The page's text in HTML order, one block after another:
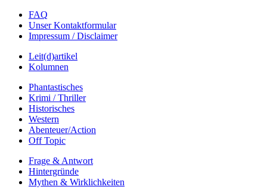
FAQ
Unser Kontaktformular
Impressum / Disclaimer
Leit(d)artikel
Kolumnen
Phantastisches
Krimi / Thriller
Historisches
Western
Abenteuer/Action
Off Topic
Frage & Antwort
Hintergründe
Mythen & Wirklichkeiten